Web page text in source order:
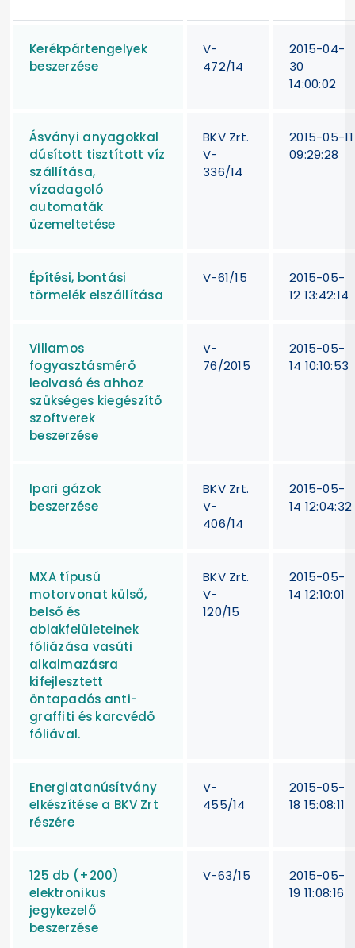
Kerékpártengelyek
beszerzése
V-
472/14
2015-04-
30
14:00:02
Ásványi anyagokkal
dúsított tisztított víz
szállítása,
vízadagoló
automaták
üzemeltetése
BKV Zrt.
V-
336/14
2015-05-11
09:29:28
Építési, bontási
törmelék elszállítása
V-61/15
2015-05-
12 13:42:14
Villamos
fogyasztásmérő
leolvasó és ahhoz
szükséges kiegészítő
szoftverek
beszerzése
V-
76/2015
2015-05-
14 10:10:53
Ipari gázok
beszerzése
BKV Zrt.
V-
406/14
2015-05-
14 12:04:32
MXA típusú
motorvonat külső,
belső és
ablakfelületeinek
fóliázása vasúti
alkalmazásra
kifejlesztett
öntapadós anti-
graffiti és karcvédő
fóliával.
BKV Zrt.
V-
120/15
2015-05-
14 12:10:01
Energiatanúsítvány
elkészítése a BKV Zrt
részére
V-
455/14
2015-05-
18 15:08:11
125 db (+200)
elektronikus
jegykezelő
beszerzése
V-63/15
2015-05-
19 11:08:16